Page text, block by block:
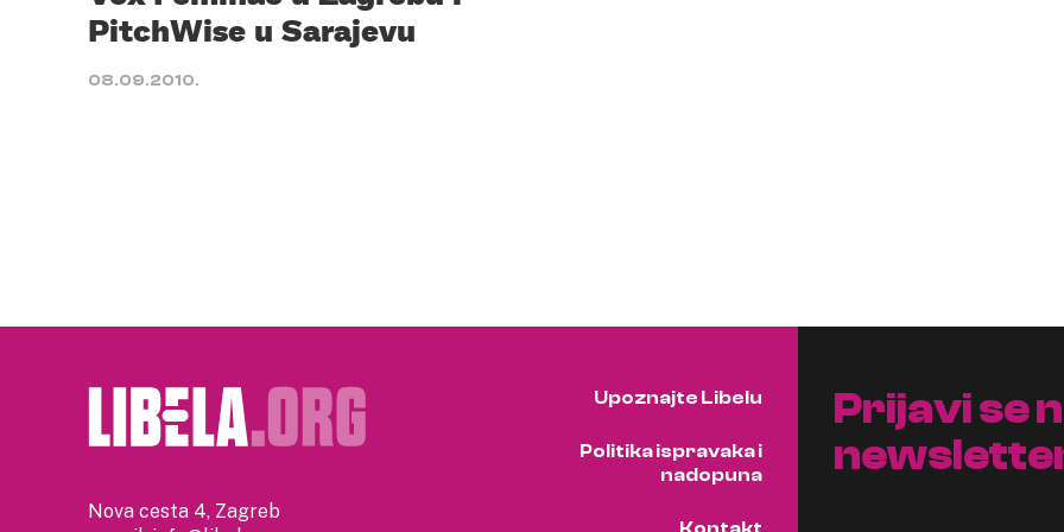
PitchWise u Sarajevu
08.09.2010.
Nova cesta 4, Zagreb
Upoznajte Libelu
Politika ispravaka i
nadopuna
Prijavi se